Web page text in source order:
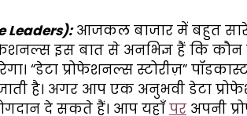
Leaders):आजकल बाजार में बहुत सारे
इस बात से अनभिज्ञ हैं कि कौन
“डेटा प्रोफेशनल्स स्टोरीज़”
है। अगर आप एक अनुभवी डेटा
दे सकते हैं। आप यहाँ पर अपनी